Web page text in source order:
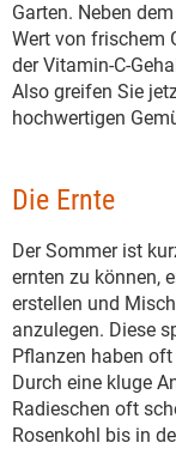
Garten. Neben
Wert von frischem
der Vitamin-C-
Also greifen Sie
hochwertigen
Die Ernte
Der Sommer ist
ernten zu können,
erstellen und
anzulegen. Diese
Pflanzen haben
Durch eine kluge
Radieschen oft
Rosenkohl bis in